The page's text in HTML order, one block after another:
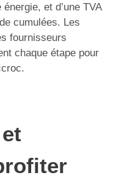
et d’une TVA
cumulées. Les
fournisseurs
chaque étape pour